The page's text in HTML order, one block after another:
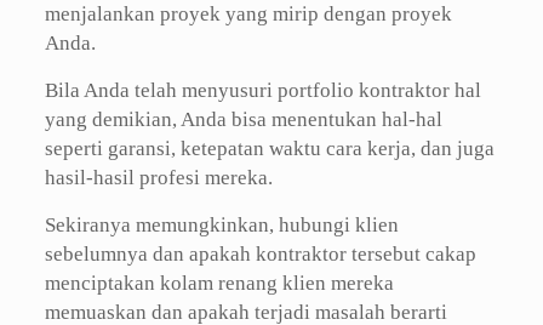
menjalankan proyek yang mirip dengan proyek
Anda.
Bila Anda telah menyusuri portfolio kontraktor hal
yang demikian, Anda bisa menentukan hal-hal
seperti garansi, ketepatan waktu cara kerja, dan juga
hasil-hasil profesi mereka.
Sekiranya memungkinkan, hubungi klien
sebelumnya dan apakah kontraktor tersebut cakap
menciptakan kolam renang klien mereka
memuaskan dan apakah terjadi masalah berarti